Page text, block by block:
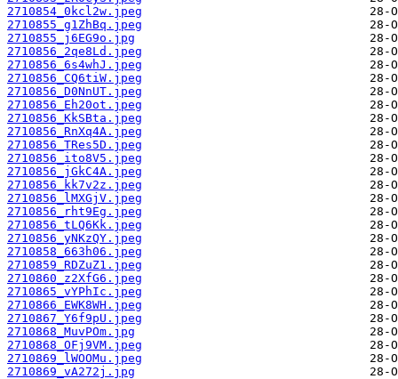
2710854_0kcl2w.jpeg
2710855_g1ZhBq.jpeg
2710855_j6EG9o.jpg
2710856_2qe8Ld.jpeg
2710856_6s4whJ.jpeg
2710856_CQ6tiW.jpeg
2710856_D0NnUT.jpeg
2710856_Eh20ot.jpeg
2710856_KkSBta.jpeg
2710856_RnXq4A.jpeg
2710856_TRes5D.jpeg
2710856_ito8V5.jpeg
2710856_jGkC4A.jpeg
2710856_kk7v2z.jpeg
2710856_lMXGjV.jpeg
2710856_rht9Eg.jpeg
2710856_tLQ6Kk.jpeg
2710856_yNKzQY.jpeg
2710858_663h06.jpeg
2710859_RDZuZ1.jpeg
2710860_z2XfG6.jpeg
2710865_vYPhIc.jpeg
2710866_EWK8WH.jpeg
2710867_Y6f9pU.jpeg
2710868_MuvPOm.jpg
2710868_OFj9VM.jpeg
2710869_lWOOMu.jpeg
2710869_vA272j.jpg